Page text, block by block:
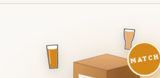
MATCH